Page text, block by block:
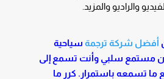
والراديو والمزيد.
أفضل شركة ترجمةسياحية
مستمع سلبي وأنت تسمع إلى
ما تسمعه باستمرار. كرر ما